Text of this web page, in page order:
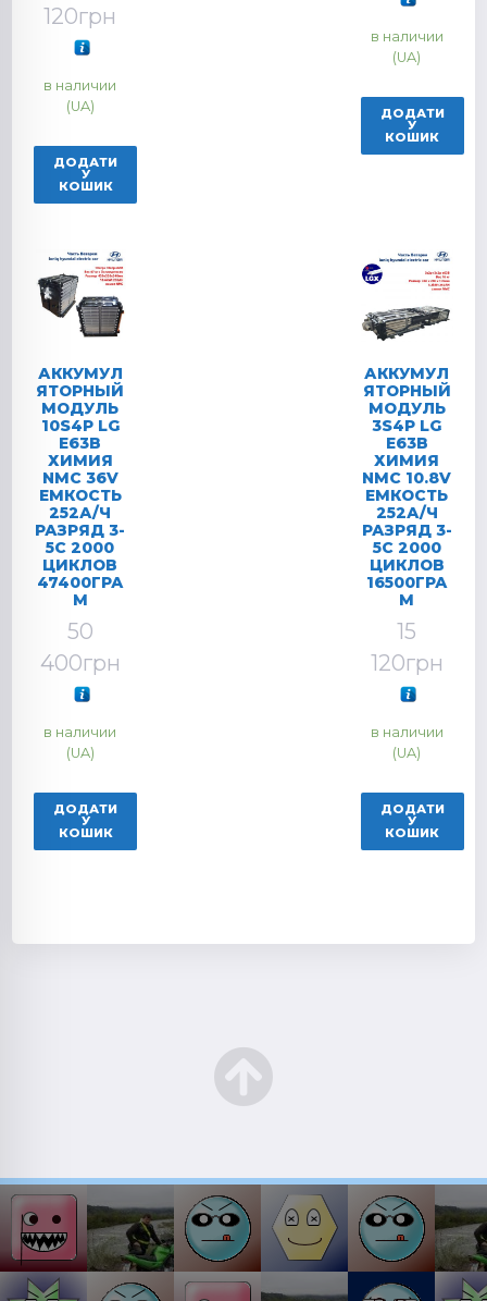
120грн
в наличии
(UA)
ДОДАТИ
У
КОШИК
в наличии
(UA)
ДОДАТИ
У
КОШИК
АККУМУЛ
ЯТОРНЫЙ
МОДУЛЬ
10S4P LG
E63B
ХИМИЯ
NMC 36V
ЕМКОСТЬ
252А/Ч
РАЗРЯД 3-
5C 2000
ЦИКЛОВ
47400ГРА
М
50
400грн
в наличии
(UA)
ДОДАТИ
У
КОШИК
АККУМУЛ
ЯТОРНЫЙ
МОДУЛЬ
3S4P LG
E63B
ХИМИЯ
NMC 10.8V
ЕМКОСТЬ
252А/Ч
РАЗРЯД 3-
5C 2000
ЦИКЛОВ
16500ГРА
М
15
120грн
в наличии
(UA)
ДОДАТИ
У
КОШИК